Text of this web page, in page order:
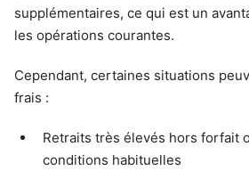
supplémentaires, ce qui est un
les opérations courantes.
Cependant, certaines situations
frais :
Retraits très élevés hors forfait
conditions habituelles